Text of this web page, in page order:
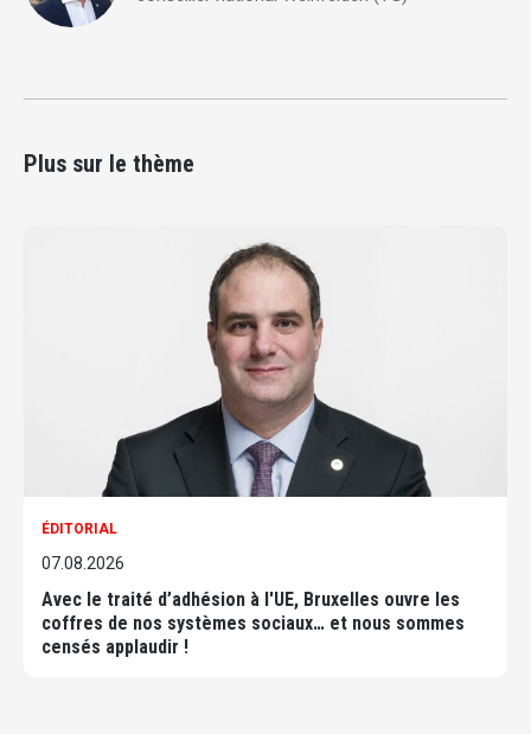
Plus sur le thème
ÉDITORIAL
07.08.2026
Avec le traité d’adhésion à l'UE, Bruxelles ouvre les
coffres de nos systèmes sociaux… et nous sommes
censés applaudir !